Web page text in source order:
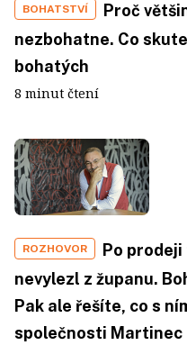
BOHATSTVÍ
Proč
nezbohatne. Co
bohatých
8 minut čtení
ROZHOVOR
Po
nevylezl z županu.
Pak ale řešíte, co s
společnosti Martinec